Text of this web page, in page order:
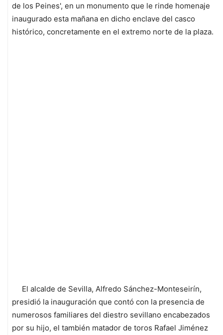
de los Peines', en un monumento que le rinde homenaje
inaugurado esta mañana en dicho enclave del casco
histórico, concretamente en el extremo norte de la plaza.
El alcalde de Sevilla, Alfredo Sánchez-Monteseirín,
presidió la inauguración que contó con la presencia de
numerosos familiares del diestro sevillano encabezados
por su hijo, el también matador de toros Rafael Jiménez